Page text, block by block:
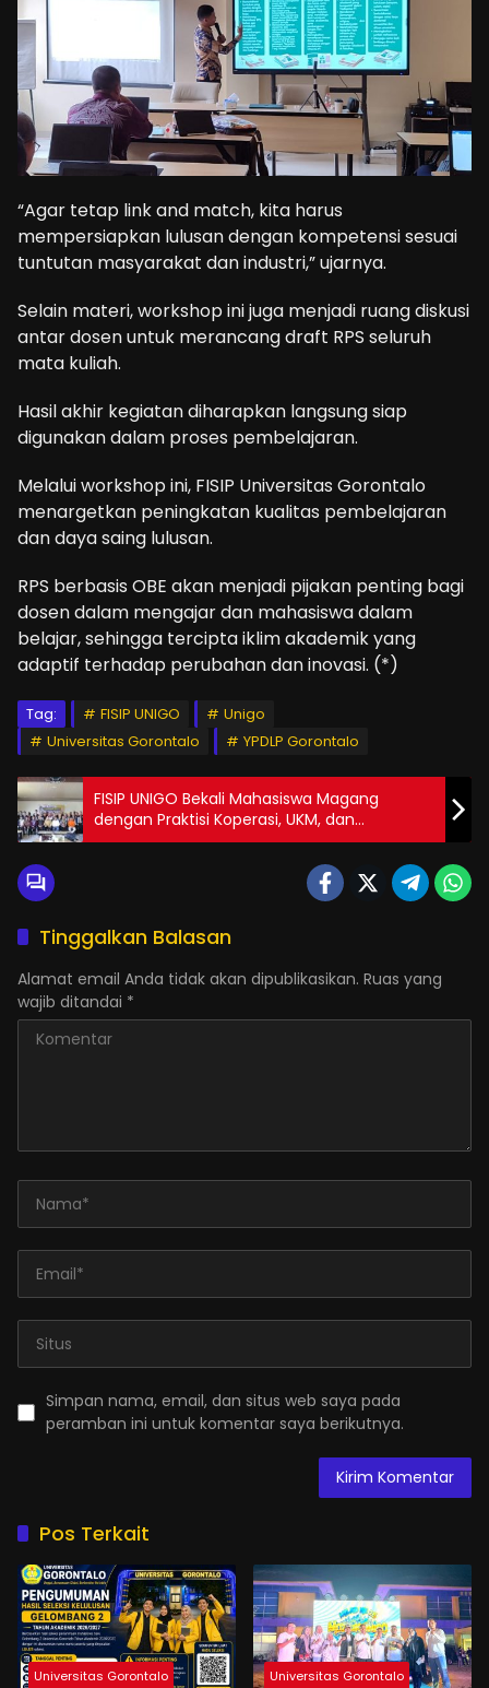
“Agar tetap link and match, kita harus
mempersiapkan lulusan dengan kompetensi sesuai
tuntutan masyarakat dan industri,” ujarnya.
Selain materi, workshop ini juga menjadi ruang diskusi
antar dosen untuk merancang draft RPS seluruh
mata kuliah.
Hasil akhir kegiatan diharapkan langsung siap
digunakan dalam proses pembelajaran.
Melalui workshop ini, FISIP Universitas Gorontalo
menargetkan peningkatan kualitas pembelajaran
dan daya saing lulusan.
RPS berbasis OBE akan menjadi pijakan penting bagi
dosen dalam mengajar dan mahasiswa dalam
belajar, sehingga tercipta iklim akademik yang
adaptif terhadap perubahan dan inovasi. (*)
Tag: FISIP UNIGO
Unigo
Universitas Gorontalo
YPDLP Gorontalo
FISIP UNIGO Bekali Mahasiswa Magang
dengan Praktisi Koperasi, UKM, dan
Komunikasi
Tinggalkan Balasan
Alamat email Anda tidak akan dipublikasikan. Ruas yang
wajib ditandai *
Simpan nama, email, dan situs web saya pada
peramban ini untuk komentar saya berikutnya.
Pos Terkait
Universitas Gorontalo Universitas Gorontalo